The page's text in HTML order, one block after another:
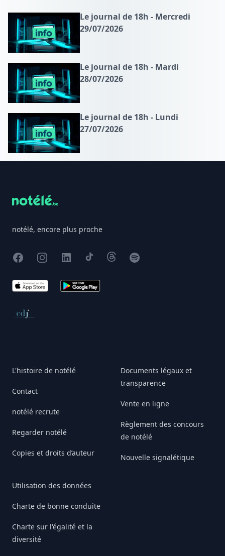
Le journal de 18h - Mercredi
29/07/2026
Le journal de 18h - Mardi
28/07/2026
Le journal de 18h - Lundi
27/07/2026
notélé, encore plus proche
FacebookInstagram
X TikTokThreadsSpotify
App Store Google Play
Conseil de déontologie journalistique
L'histoire de notélé
Contact
notélé recrute
Regarder notélé
Copies et droits d’auteur
Utilisation des données
Charte de bonne conduite
Charte sur l'égalité et la
diversité
Documents légaux et
transparence
Vente en ligne
Règlement des concours
de notélé
Nouvelle signalétique